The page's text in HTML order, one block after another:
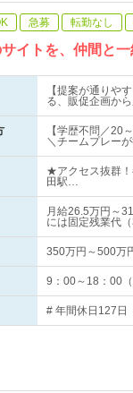
急募 転勤なし
サイトを、仲間と
【提案が通りや
る、販促企画か
【学歴不問／20
＼チームプレー
★アクセス抜群！
田駅…
月給26.5万円～
には固定残業代
350万円～500万
9：00～18：00
# 年間休日127日